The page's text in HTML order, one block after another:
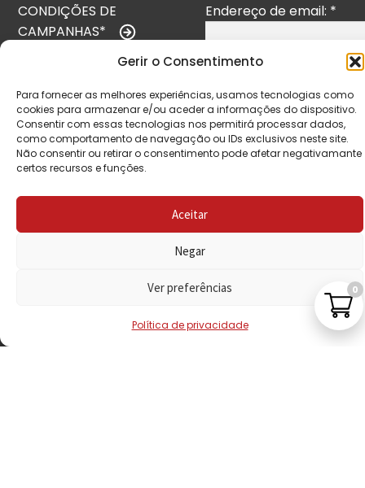
Gerir o Consentimento
Para fornecer as melhores experiências, usamos tecnologias como
cookies para armazenar e/ou aceder a informações do dispositivo.
Consentir com essas tecnologias nos permitirá processar dados,
como comportamento de navegação ou IDs exclusivos neste site.
Não consentir ou retirar o consentimento pode afetar negativamante
certos recursos e funções.
Aceitar
Negar
Ver preferências
Política de privacidade
CONDIÇÕES DE
CAMPANHAS*
POLÍTICA DE
PRIVACIDADE
POLÍTICA DE
REEMBOLSO
LIVRO DE
Endereço de email: *
0